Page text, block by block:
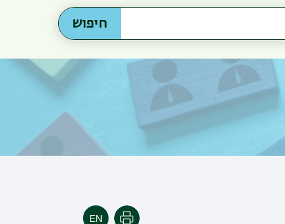
חיפוש